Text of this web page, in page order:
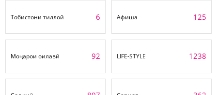
Тобистони тиллоӣ 6 Афиша 125
Моҷарои оилавӣ 92 LIFE-STYLE 1238